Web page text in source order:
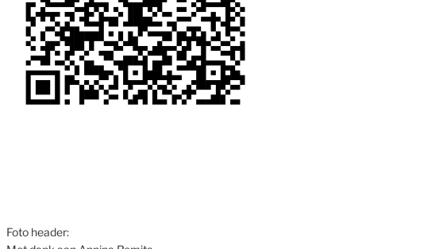
Foto header: